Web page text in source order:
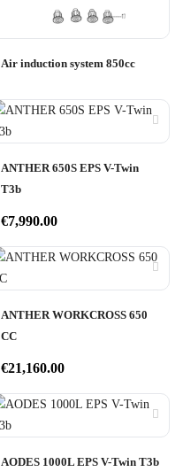
Air induction system 850cc
ANTHER 650S EPS V-Twin
T3b
€7,990.00
ANTHER WORKCROSS 650
CC
€21,160.00
AODES 1000L EPS V-Twin T3b